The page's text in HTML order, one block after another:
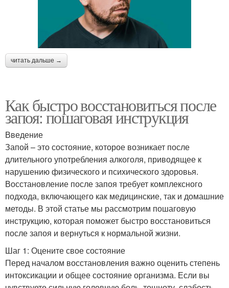
читать дальше →
Как быстро восстановиться после
запоя: пошаговая инструкция
Введение
Запой – это состояние, которое возникает после
длительного употребления алкоголя, приводящее к
нарушению физического и психического здоровья.
Восстановление после запоя требует комплексного
подхода, включающего как медицинские, так и домашние
методы. В этой статье мы рассмотрим пошаговую
инструкцию, которая поможет быстро восстановиться
после запоя и вернуться к нормальной жизни.
Шаг 1: Оцените свое состояние
Перед началом восстановления важно оценить степень
интоксикации и общее состояние организма. Если вы